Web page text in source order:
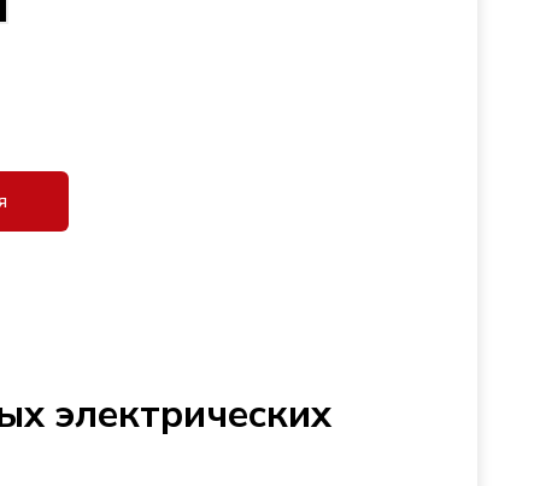
электрических